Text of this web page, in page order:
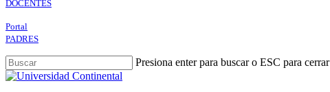
DOCENTES
Portal
PADRES
Presiona enter para buscar o ESC para cerrar
Close